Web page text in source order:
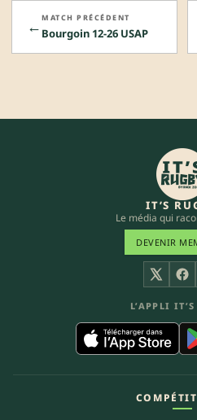
← MATCH PRÉCÉDENT
Bourgoin 12-26 USAP
IT’S
Le média qui
DEVENIR
X
L’APPLI